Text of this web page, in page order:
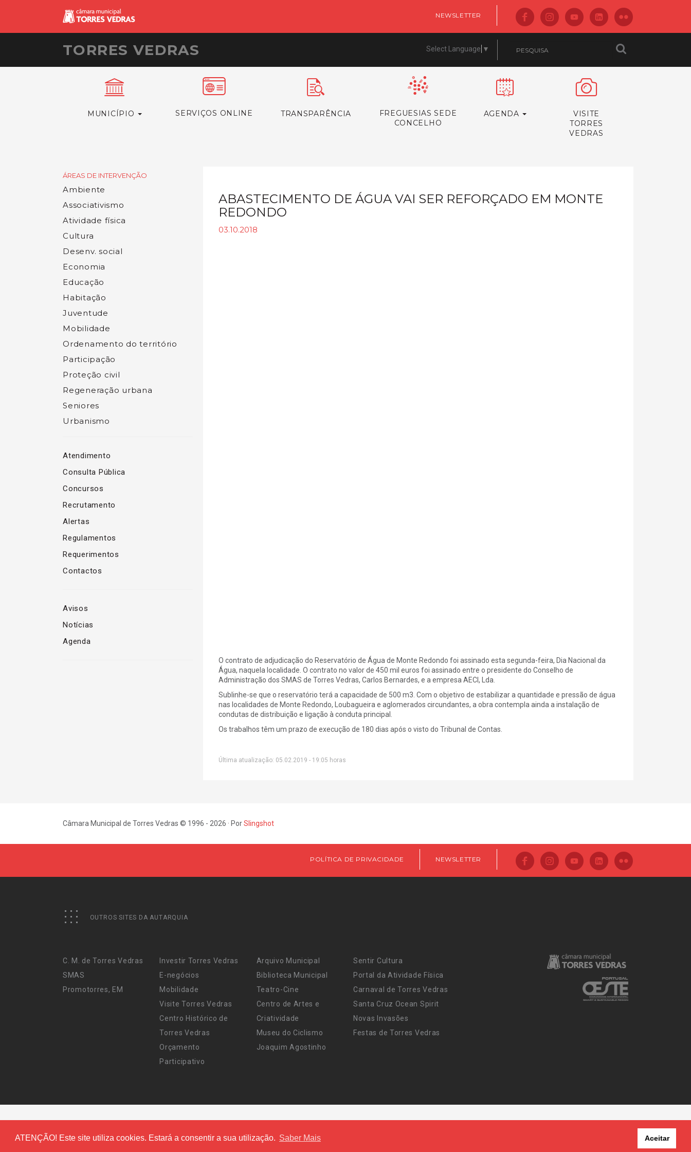
ATENÇÃO! Este site utiliza cookies. Estará a consentir a sua utilização. Saber Mais Aceitar
NEWSLETTER
TORRES VEDRAS Select Language ▼
MUNICÍPIO SERVIÇOS ONLINE TRANSPARÊNCIA
FREGUESIAS SEDE
CONCELHO
AGENDA
VISITE
TORRES
VEDRAS
ÁREAS DE INTERVENÇÃO
Ambiente
Associativismo
Atividade física
Cultura
Desenv. social
Economia
Educação
Habitação
Juventude
Mobilidade
Ordenamento do território
Participação
Proteção civil
Regeneração urbana
Seniores
Urbanismo
Atendimento
Consulta Pública
Concursos
Recrutamento
Alertas
Regulamentos
Requerimentos
Contactos
Avisos
Notícias
Agenda
ABASTECIMENTO DE ÁGUA VAI SER REFORÇADO EM MONTE
REDONDO
03.10.2018
O contrato de adjudicação do Reservatório de Água de Monte Redondo foi assinado esta segunda-feira, Dia Nacional da
Água, naquela localidade. O contrato no valor de 450 mil euros foi assinado entre o presidente do Conselho de
Administração dos SMAS de Torres Vedras, Carlos Bernardes, e a empresa AECI, Lda.
Sublinhe-se que o reservatório terá a capacidade de 500 m3. Com o objetivo de estabilizar a quantidade e pressão de água
nas localidades de Monte Redondo, Loubagueira e aglomerados circundantes, a obra contempla ainda a instalação de
condutas de distribuição e ligação à conduta principal.
Os trabalhos têm um prazo de execução de 180 dias após o visto do Tribunal de Contas.
Última atualização: 05.02.2019 - 19:05 horas
Câmara Municipal de Torres Vedras © 1996 - 2026 · PorSlingshot
POLÍTICA DE PRIVACIDADE NEWSLETTER
OUTROS SITES DA AUTARQUIA
C. M. de Torres Vedras
SMAS
Promotorres, EM
Investir Torres Vedras
E-negócios
Mobilidade
Visite Torres Vedras
Centro Histórico de
Torres Vedras
Orçamento
Participativo
Arquivo Municipal
Biblioteca Municipal
Teatro-Cine
Centro de Artes e
Criatividade
Museu do Ciclismo
Joaquim Agostinho
Sentir Cultura
Portal da Atividade Física
Carnaval de Torres Vedras
Santa Cruz Ocean Spirit
Novas Invasões
Festas de Torres Vedras